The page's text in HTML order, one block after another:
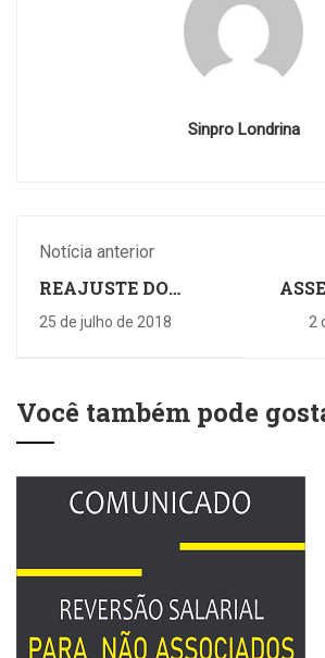
Sinpro Londrina
Notícia anterior
REAJUSTE DO
PLANO UNIMED
25 de julho de 2018 2
Você também pode